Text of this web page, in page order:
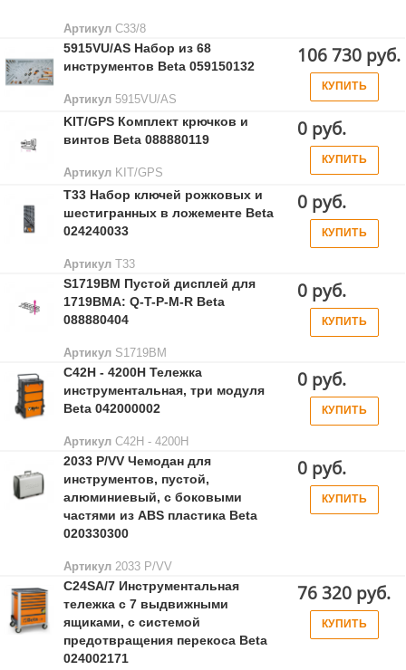
Артикул C33/8
5915VU/AS Набор из 68
инструментов Beta 059150132
Артикул 5915VU/AS
106 730 руб.
КУПИТЬ
KIT/GPS Комплект крючков и
винтов Beta 088880119
Артикул KIT/GPS
0 руб.
КУПИТЬ
T33 Набор ключей рожковых и
шестигранных в ложементе Beta
024240033
Артикул T33
0 руб.
КУПИТЬ
S1719BM Пустой дисплей для
1719BMA: Q-T-P-M-R Beta
088880404
Артикул S1719BM
0 руб.
КУПИТЬ
C42H - 4200H Тележка
инструментальная, три модуля
Beta 042000002
Артикул C42H - 4200H
0 руб.
КУПИТЬ
2033 P/VV Чемодан для
инструментов, пустой,
алюминиевый, с боковыми
частями из ABS пластика Beta
020330300
Артикул 2033 P/VV
0 руб.
КУПИТЬ
C24SA/7 Инструментальная
тележка с 7 выдвижными
ящиками, с системой
предотвращения перекоса Beta
024002171
76 320 руб.
КУПИТЬ